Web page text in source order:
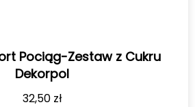
Pociąg-Zestaw z Cukru
Dekorpol
32,50 zł